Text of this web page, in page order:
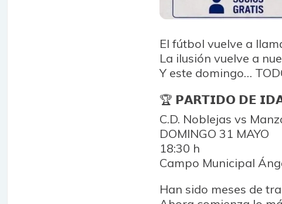
El fútbol vuelve a
La ilusión vuelve a
Y este domingo…
🏆 𝗣𝗔𝗥𝗧𝗜𝗗𝗢 𝗗𝗘
C.D. Noblejas vs
DOMINGO 31 MAYO
18:30 h
Campo Municipal
Han sido meses de